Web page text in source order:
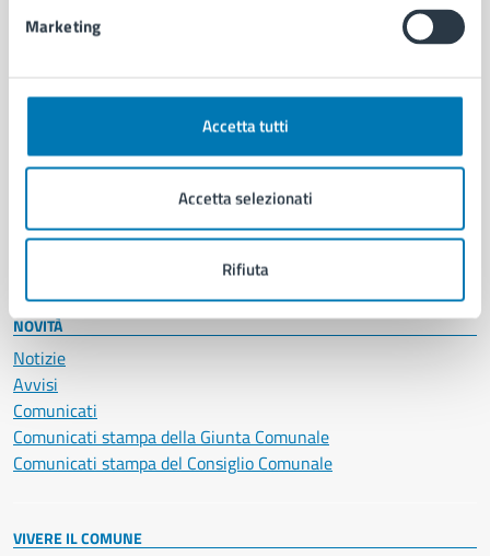
Marketing
Accetta tutti
Accetta selezionati
Rifiuta
Anagrafe e stato civile
Autorizzazioni
Documenti e certificati
Imprese e commercio
Salute, benessere e assistenza
Servizi Cimiteriali
Vita lavorativa
NOVITÀ
Notizie
Avvisi
Comunicati
Comunicati stampa della Giunta Comunale
Comunicati stampa del Consiglio Comunale
VIVERE IL COMUNE